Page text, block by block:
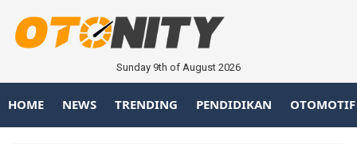
Sunday 9th of August 2026
HOME NEWS TRENDING PENDIDIKAN OTOMOTIF